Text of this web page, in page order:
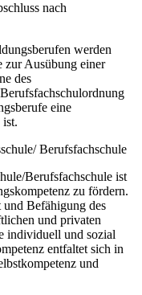
nach
werden
zur Ausübung einer
des
eine
Berufsfachschule
Berufsfachschule ist
zu fördern.
und Befähigung des
und privaten
individuell und sozial
entfaltet sich in
und